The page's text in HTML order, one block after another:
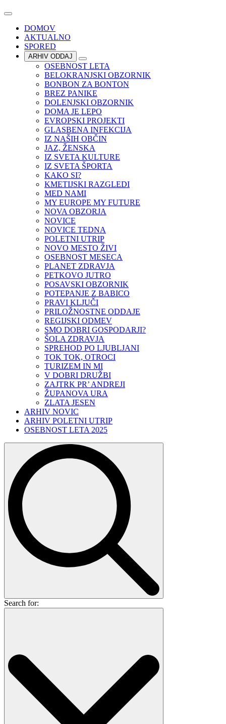
DOMOV
AKTUALNO
SPORED
ARHIV ODDAJ
OSEBNOST LETA
BELOKRANJSKI OBZORNIK
BONBON ZA BONTON
BREZ PANIKE
DOLENJSKI OBZORNIK
DOMA JE LEPO
EVROPSKI PROJEKTI
GLASBENA INFEKCIJA
IZ NAŠIH OBČIN
JAZ, ŽENSKA
IZ SVETA KULTURE
IZ SVETA ŠPORTA
KAKO SI?
KMETIJSKI RAZGLEDI
MED NAMI
MY EUROPE MY FUTURE
NOVA OBZORJA
NOVICE
NOVICE TEDNA
POLETNI UTRIP
NOVO MESTO ŽIVI
OSEBNOST MESECA
PLANET ZDRAVJA
PETKOVO JUTRO
POSAVSKI OBZORNIK
POTEPANJE Z BABICO
PRAVI KLJUČI
PRILOŽNOSTNE ODDAJE
REGIJSKI ODMEV
SMO DOBRI GOSPODARJI?
ŠOLA ZDRAVJA
SPREHOD PO LJUBLJANI
TOK TOK, OTROCI
TURIZEM IN MI
V DOBRI DRUŽBI
ZAJTRK PR’ ANDREJI
ŽUPANOVA URA
ZLATA JESEN
ARHIV NOVIC
ARHIV POLETNI UTRIP
OSEBNOST LETA 2025
Search for: